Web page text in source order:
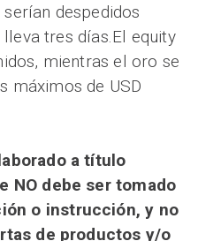
despedidos
tres días.El equity
mientras el oro se
máximos de USD
a título
NO debe ser tomado
o instrucción, y no
de productos y/o